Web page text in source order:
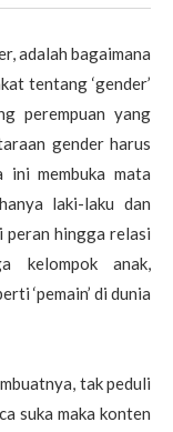
adalah bagaimana
tentang ‘gender’
perempuan yang
gender harus
membuka mata
laki-laku dan
peran hingga relasi
kelompok anak,
‘pemain’ di dunia
tak peduli
suka maka konten